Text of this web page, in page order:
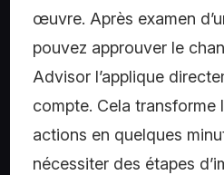
œuvre. Après examen
pouvez approuver le
Advisor l’applique
compte. Cela transforme
actions en quelques
nécessiter des étapes